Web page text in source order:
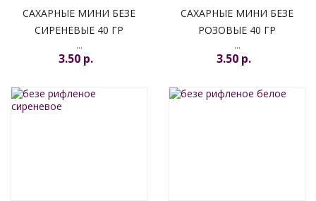
САХАРНЫЕ МИНИ БЕЗЕ
СИРЕНЕВЫЕ 40 ГР
...
3.50 p.
САХАРНЫЕ МИНИ БЕЗЕ
РОЗОВЫЕ 40 ГР
...
3.50 p.